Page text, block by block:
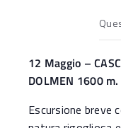
12 Maggio –
DOLMEN 1600
Escursione breve